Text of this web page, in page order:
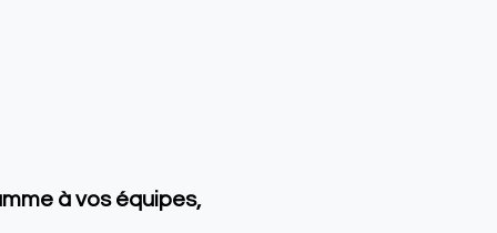
à vos équipes,